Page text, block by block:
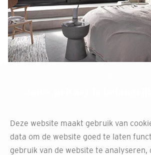
Deze website maakt gebruik van
data om de website goed te laten
gebruik van de website te analyseren,